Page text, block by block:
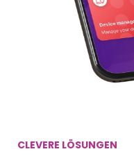
CLEVERE LÖSUNGEN